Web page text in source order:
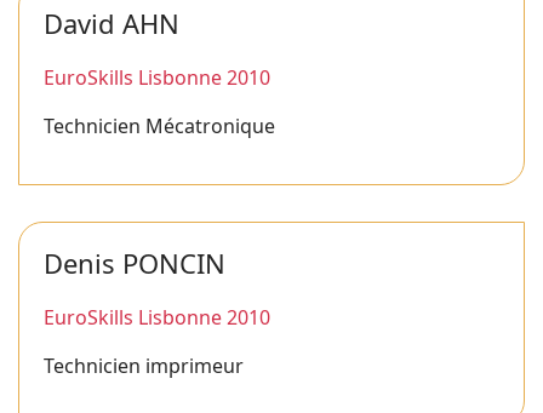
David AHN
EuroSkills Lisbonne 2010
Technicien Mécatronique
Denis PONCIN
EuroSkills Lisbonne 2010
Technicien imprimeur